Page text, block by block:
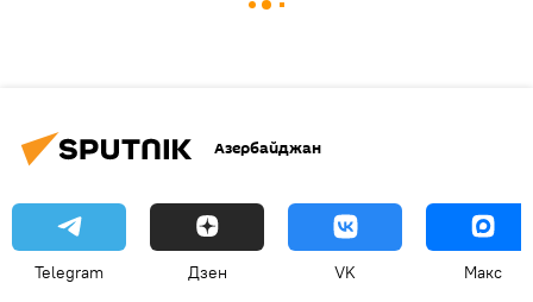
Азербайджан
Telegram Дзен VK Макс